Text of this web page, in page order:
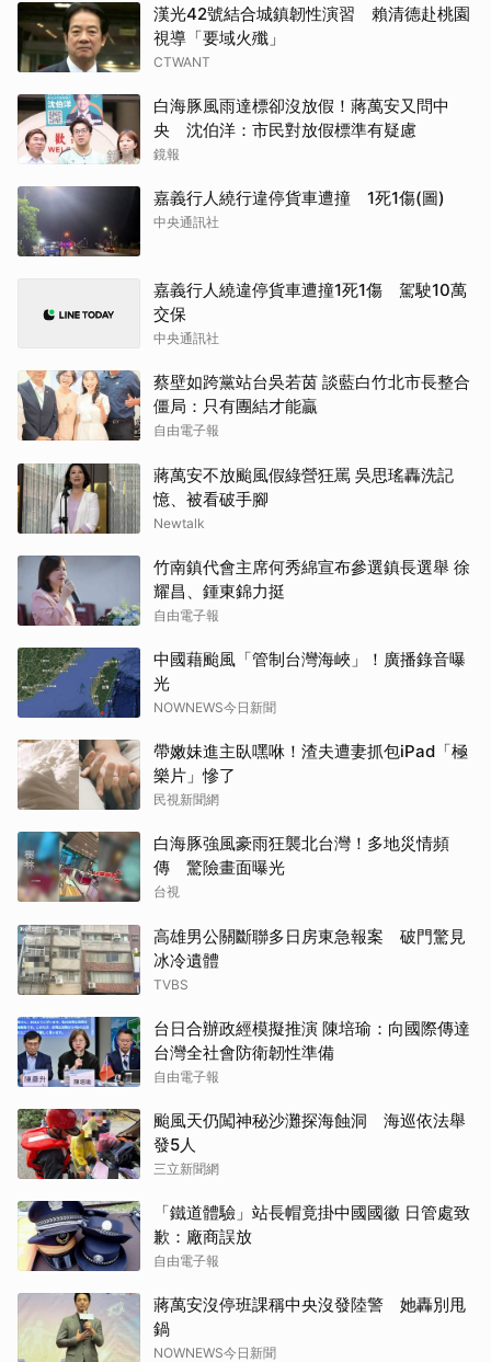
漢光42號結合城鎮韌性演習 賴清德赴桃園
視導「要域火殲」
CTWANT
白海豚風雨達標卻沒放假！蔣萬安又問中
央 沈伯洋：市民對放假標準有疑慮
鏡報
嘉義行人繞行違停貨車遭撞 1死1傷(圖)
中央通訊社
嘉義行人繞違停貨車遭撞1死1傷 駕駛10萬
交保
中央通訊社
蔡壁如跨黨站台吳若茵 談藍白竹北市長整合
僵局：只有團結才能贏
自由電子報
蔣萬安不放颱風假綠營狂罵 吳思瑤轟洗記
憶、被看破手腳
Newtalk
竹南鎮代會主席何秀綿宣布參選鎮長選舉 徐
耀昌、鍾東錦力挺
自由電子報
中國藉颱風「管制台灣海峽」！廣播錄音曝
光
NOWNEWS今日新聞
帶嫩妹進主臥嘿咻！渣夫遭妻抓包iPad「極
樂片」慘了
民視新聞網
白海豚強風豪雨狂襲北台灣！多地災情頻
傳 驚險畫面曝光
台視
高雄男公關斷聯多日房東急報案 破門驚見
冰冷遺體
TVBS
台日合辦政經模擬推演 陳培瑜：向國際傳達
台灣全社會防衛韌性準備
自由電子報
颱風天仍闖神秘沙灘探海蝕洞 海巡依法舉
發5人
三立新聞網
「鐵道體驗」站長帽竟掛中國國徽 日管處致
歉：廠商誤放
自由電子報
蔣萬安沒停班課稱中央沒發陸警 她轟別甩
鍋
NOWNEWS今日新聞